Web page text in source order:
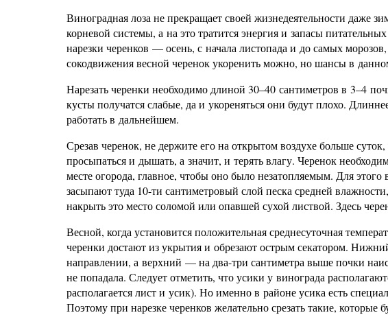
Виноградная лоза не прекращает своей жизнедеятельности даже
корневой системы, а на это тратится энергия и запасы
нарезки черенков — осень, с начала листопада и до самых
сокодвижения весной черенок укоренить можно, но шансы в
Нарезать черенки необходимо длиной 30–40 сантиметров в 3–4
кусты получатся слабые, да и укореняться они будут плохо.
работать в дальнейшем.
Срезав черенок, не держите его на открытом воздухе больше
просыпаться и дышать, а значит, и терять влагу. Черенок
месте огорода, главное, чтобы оно было незатопляемым. Для
засыпают туда 10-ти сантиметровый слой песка средней
накрыть это место соломой или опавшей сухой листвой. Здесь
Весной, когда установится положительная среднесуточная
черенки достают из укрытия и обрезают острым секатором.
направлении, а верхний — на два-три сантиметра выше почки
не попадала. Следует отметить, что усики у винограда
располагается лист и усик). Но именно в районе усика есть
Поэтому при нарезке черенков желательно срезать такие, которые